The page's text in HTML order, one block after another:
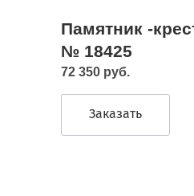
Памятник -
№ 18425
72 350 руб.
Заказать